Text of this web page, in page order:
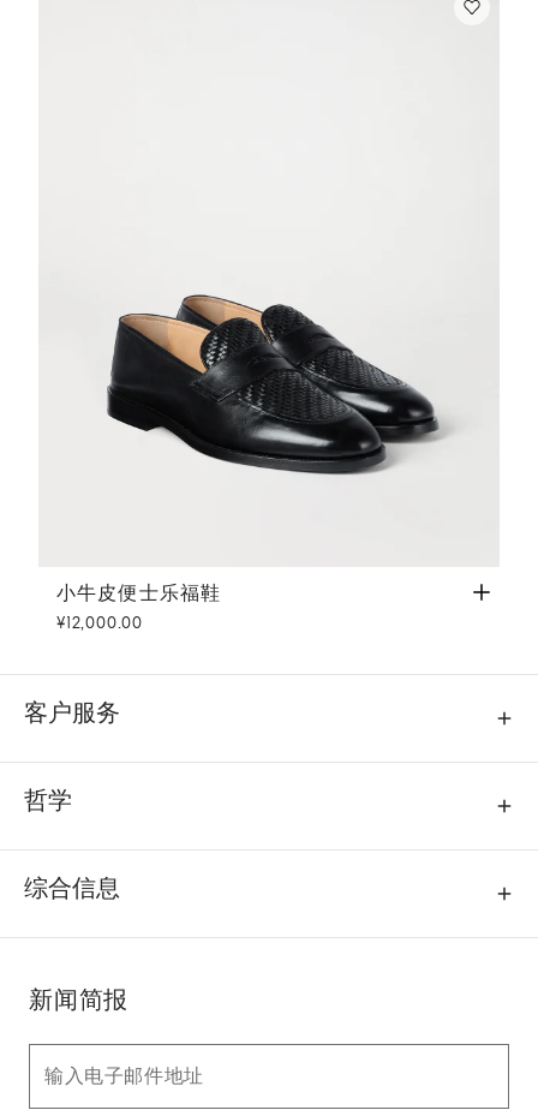
小牛皮便士乐福鞋 黑色
小牛皮便士乐福鞋
¥12,000.00
客户服务
哲学
综合信息
新闻简报